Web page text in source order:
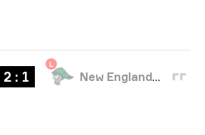
2 : 1
L
New England Whalers